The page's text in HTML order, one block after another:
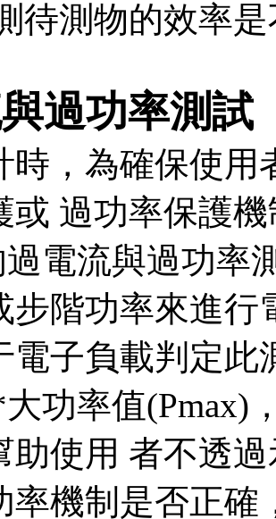
待測物的效率
過功率測試
時，為確保使
或 過功率保護
過電流與過功率
步階功率來進
電子負載判定此
功率值(Pmax)
助使用 者不透
率機制是否正確